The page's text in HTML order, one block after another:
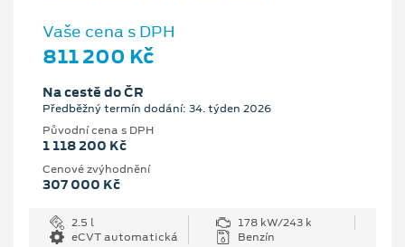
Vaše cena s DPH
811 200 Kč
Na cestě do ČR
Předběžný termín dodání: 34. týden 2026
Původní cena s DPH
1 118 200 Kč
Cenové zvýhodnění
307 000 Kč
2.5 l
178 kW/243 k
eCVT automatická
Benzín